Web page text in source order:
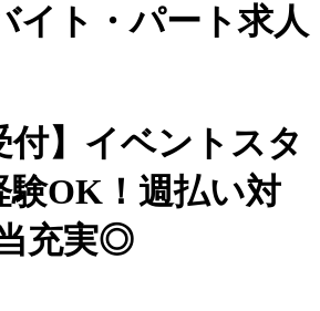
イト・パート求人
付】イベントスタ
OK！週払い対
充実◎